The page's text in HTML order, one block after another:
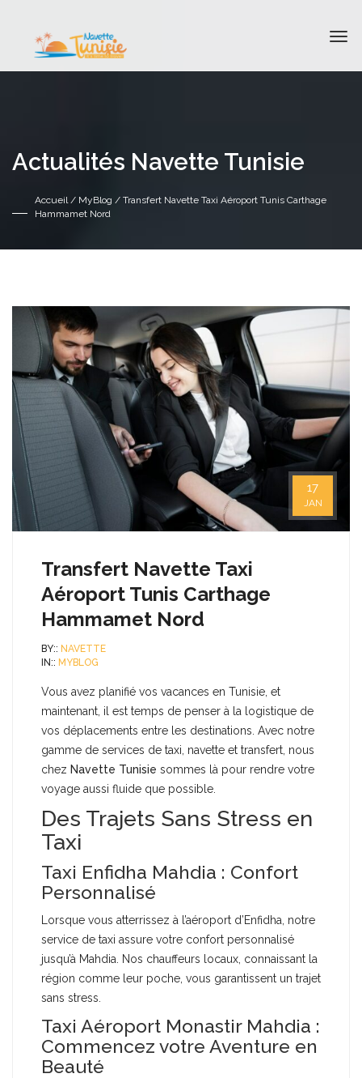
Actualités Navette Tunisie
Accueil/ MyBlog / Transfert Navette Taxi Aéroport Tunis Carthage
Hammamet Nord
Transfert Navette Taxi
Aéroport Tunis Carthage
Hammamet Nord
BY:: NAVETTE
IN:: MYBLOG
17
JAN
Vous avez planifié vos vacances en Tunisie, et
maintenant, il est temps de penser à la logistique de
vos déplacements entre les destinations. Avec notre
gamme de services de taxi, navette et transfert, nous
chez Navette Tunisie sommes là pour rendre votre
voyage aussi fluide que possible.
Des Trajets Sans Stress en
Taxi
Taxi Enfidha Mahdia : Confort
Personnalisé
Lorsque vous atterrissez à l’aéroport d’Enfidha, notre
service de taxi assure votre confort personnalisé
jusqu’à Mahdia. Nos chauffeurs locaux, connaissant la
région comme leur poche, vous garantissent un trajet
sans stress.
Taxi Aéroport Monastir Mahdia :
Commencez votre Aventure en
Beauté